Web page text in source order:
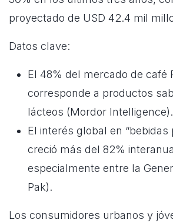
proyectado de USD 42.4 mil
Datos clave:
El 48% del mercado de café
corresponde a productos
lácteos (Mordor Intelligence).
El interés global en “bebidas
creció más del 82%
especialmente entre la
Pak).
Los consumidores urbanos y